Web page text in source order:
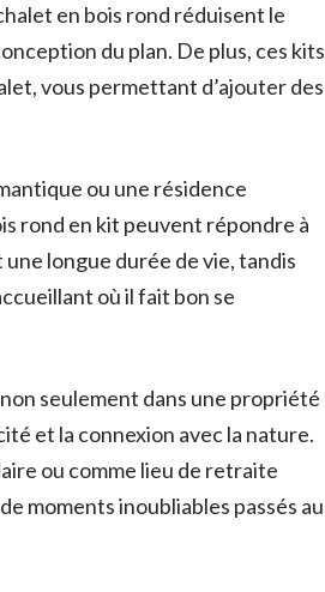
en bois rond réduisent le
du plan. De plus, ces kits
vous permettant d’ajouter des
ou une résidence
rond en kit peuvent répondre à
longue durée de vie, tandis
où il fait bon se
seulement dans une propriété
et la connexion avec la nature.
ou comme lieu de retraite
moments inoubliables passés au